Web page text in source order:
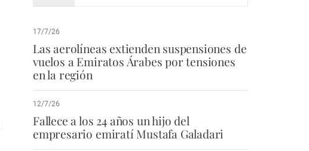
17/7/26
Las aerolíneas extienden suspensiones de
vuelos a Emiratos Árabes por tensiones
en la región
12/7/26
Fallece a los 24 años un hijo del
empresario emiratí Mustafa Galadari